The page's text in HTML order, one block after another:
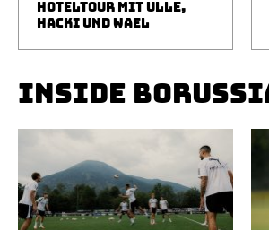
HOTELTOUR MIT ULLE,
HACKI UND WAEL
INSIDE